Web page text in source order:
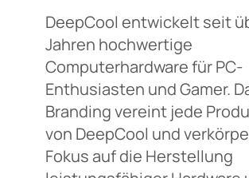
DeepCool entwickelt seit
Jahren hochwertige
Computerhardware für PC-
Enthusiasten und Gamer.
Branding vereint jede
von DeepCool und
Fokus auf die Herstellung